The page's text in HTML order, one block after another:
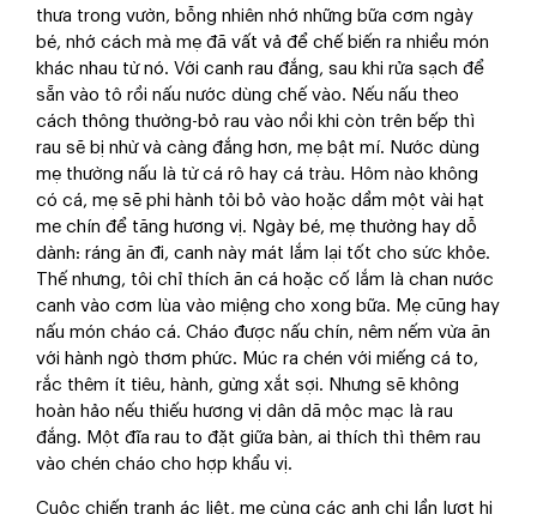
thưa trong vườn, bỗng nhiên nhớ những bữa cơm ngày
bé, nhớ cách mà mẹ đã vất vả để chế biến ra nhiều món
khác nhau từ nó. Với canh rau đắng, sau khi rửa sạch để
sẵn vào tô rồi nấu nước dùng chế vào. Nếu nấu theo
cách thông thường-bỏ rau vào nồi khi còn trên bếp thì
rau sẽ bị nhừ và càng đắng hơn, mẹ bật mí. Nước dùng
mẹ thường nấu là từ cá rô hay cá tràu. Hôm nào không
có cá, mẹ sẽ phi hành tỏi bỏ vào hoặc dầm một vài hạt
me chín để tăng hương vị. Ngày bé, mẹ thường hay dỗ
dành: ráng ăn đi, canh này mát lắm lại tốt cho sức khỏe.
Thế nhưng, tôi chỉ thích ăn cá hoặc cố lắm là chan nước
canh vào cơm lùa vào miệng cho xong bữa. Mẹ cũng hay
nấu món cháo cá. Cháo được nấu chín, nêm nếm vừa ăn
với hành ngò thơm phức. Múc ra chén với miếng cá to,
rắc thêm ít tiêu, hành, gừng xắt sợi. Nhưng sẽ không
hoàn hảo nếu thiếu hương vị dân dã mộc mạc là rau
đắng. Một đĩa rau to đặt giữa bàn, ai thích thì thêm rau
vào chén cháo cho hợp khẩu vị.
Cuộc chiến tranh ác liệt, mẹ cùng các anh chị lần lượt hi